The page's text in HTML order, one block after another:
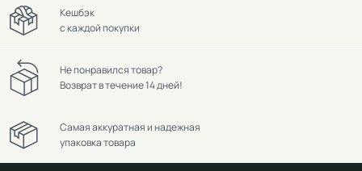
Кешбэк
с каждой покупки
Не понравился товар?
Возврат в течение 14 дней!
Самая аккуратная и надежная
упаковка товара